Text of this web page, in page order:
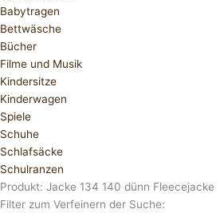
Babytragen
Bettwäsche
Bücher
Filme und Musik
Kindersitze
Kinderwagen
Spiele
Schuhe
Schlafsäcke
Schulranzen
Produkt: Jacke 134 140 dünn Fleecejacke
Filter zum Verfeinern der Suche: